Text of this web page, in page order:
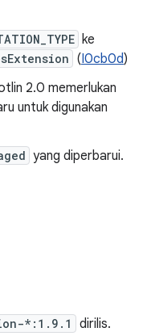
ke
(I0cb0d)
2.0 memerlukan
untuk digunakan
yang diperbarui.
*:1.9.1
dirilis.